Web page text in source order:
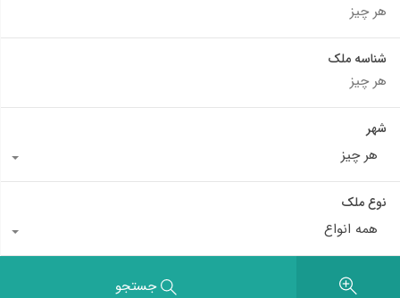
شناسه ملک
شهر
هر چیز
نوع ملک
همه انواع
جستجو